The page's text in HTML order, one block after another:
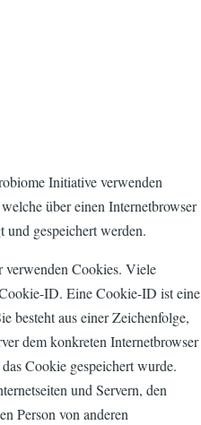
Initiative verwenden
über einen Internetbrowser
und gespeichert werden.
verwenden Cookies. Viele
ID. Eine Cookie-ID ist eine
besteht aus einer Zeichenfolge,
dem konkreten Internetbrowser
Cookie gespeichert wurde.
und Servern, den
Person von anderen